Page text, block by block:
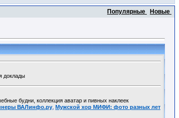
Популярные
Новые
доклады
будни, коллекция аватар и пивных наклеек
ВАЛинфо.ру, Мужской хор МИФИ: фото разных лет